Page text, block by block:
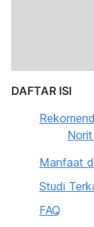
DAFTAR ISI
Manfaat
Studi
FAQ